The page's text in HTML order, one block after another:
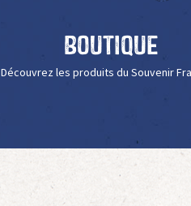
Boutique
Découvrez les produits du Souvenir